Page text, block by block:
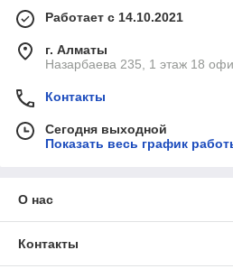
Работает с 14.10.2021
г. Алматы
Назарбаева 235, 1 этаж 18
Контакты
Сегодня выходной
Показать весь график
О нас
Контакты